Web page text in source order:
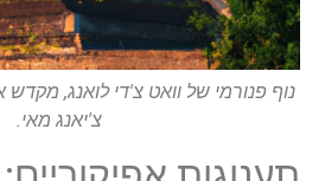
נוף פנורמי של וואט צ'די לואנג, מקדש
צ'יאנג מאי.